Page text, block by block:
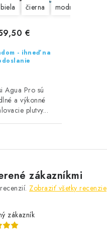
biela čierna modrá
- ihneď na
€
Agua Pro sú
a výkonné
plutvy...
zákazníkmi
recenzií. Zobraziť všetky recenzie
zákazník